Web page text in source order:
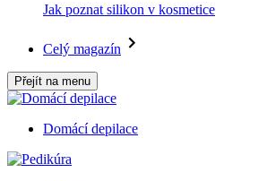
Jak poznat silikon v kosmetice
Celý magazín
Přejít na menu
Domácí depilace